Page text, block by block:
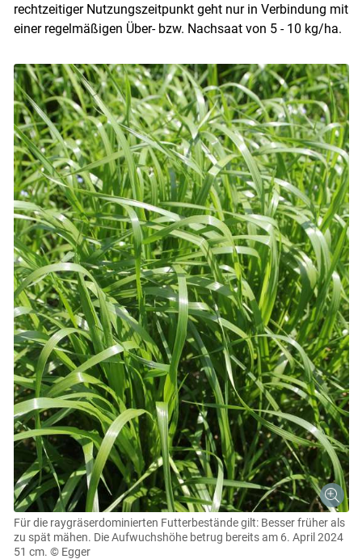
rechtzeitiger Nutzungszeitpunkt geht nur in Verbindung mit
einer regelmäßigen Über- bzw. Nachsaat von 5 - 10 kg/​ha.
Für die raygräserdominierten Futterbestände gilt: Besser früher als
zu spät mähen. Die Aufwuchshöhe betrug bereits am 6. April 2024
51 cm. © Egger